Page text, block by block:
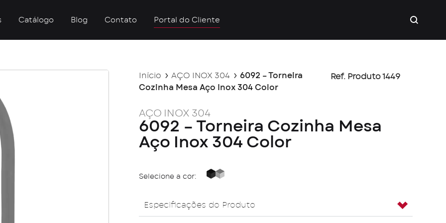
Catálogo Blog Contato Portal do Cliente
Início AÇO INOX 304
6092 – Torneira
Cozinha Mesa Aço Inox 304 Color
Ref. Produto 1449
AÇO INOX 304
6092 – Torneira Cozinha Mesa
Aço Inox 304 Color
Selecione a cor: Black
Especificações do Produto